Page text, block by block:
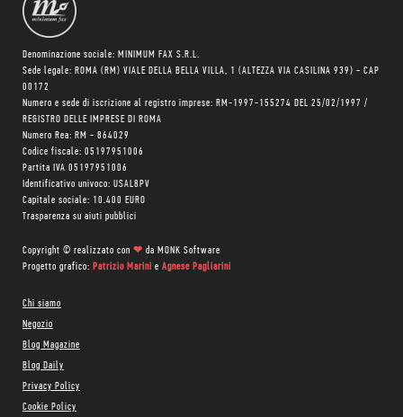
Denominazione sociale: MINIMUM FAX S.R.L.
Sede legale: ROMA (RM) VIALE DELLA BELLA VILLA, 1 (ALTEZZA VIA CASILINA 939) - CAP
00172
Numero e sede di iscrizione al registro imprese: RM-1997-155274 DEL 25/02/1997 /
REGISTRO DELLE IMPRESE DI ROMA
Numero Rea: RM - 864029
Codice fiscale: 05197951006
Partita IVA 05197951006
Identificativo univoco: USAL8PV
Capitale sociale: 10.400 EURO
Trasparenza su aiuti pubblici
Copyright © realizzato con ❤ da MONK Software
Progetto grafico: Patrizio Marini e Agnese Pagliarini
Chi siamo
Negozio
Blog Magazine
Blog Daily
Privacy Policy
Cookie Policy